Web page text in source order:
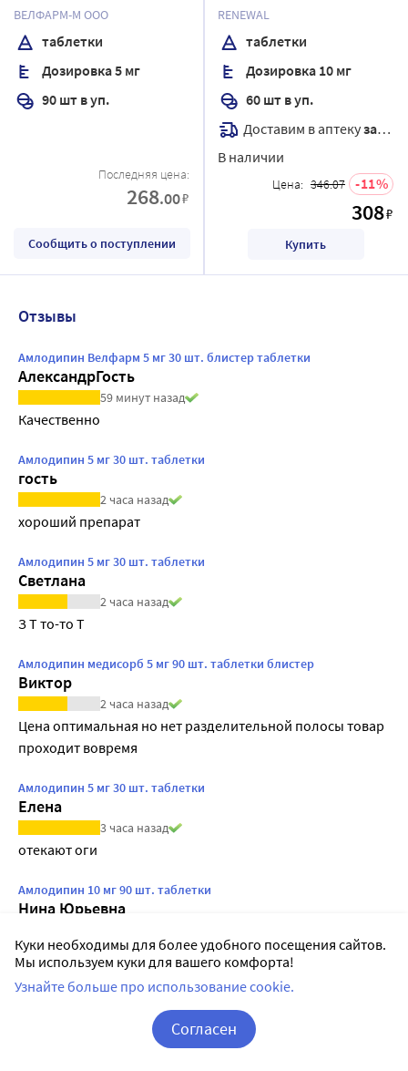
ВЕЛФАРМ-М ООО
таблетки
Дозировка 5 мг
90 шт в уп.
Последняя цена:
268.00₽
Сообщить о поступлении
RENEWAL
таблетки
Дозировка 10 мг
60 шт в уп.
Доставим в аптекузавтра
В наличии
Цена: 346.07 11
308₽
Купить
Отзывы
Амлодипин Велфарм 5 мг 30 шт. блистер таблетки
АлександрГость
59 минут назад
Качественно
Амлодипин 5 мг 30 шт. таблетки
гость
2 часа назад
хороший препарат
Амлодипин 5 мг 30 шт. таблетки
Светлана
2 часа назад
З Т то-то Т
Амлодипин медисорб 5 мг 90 шт. таблетки блистер
Виктор
2 часа назад
Цена оптимальная но нет разделительной полосы товар
проходит вовремя
Амлодипин 5 мг 30 шт. таблетки
Елена
3 часа назад
отекают оги
Амлодипин 10 мг 90 шт. таблетки
Нина Юрьевна
Уже много лет мой базовый препарат
Читать все отзывы 3582
Амлодипин Инструкция по применению
Куки необходимы для более удобного посещения сайтов.
Мы используем куки для вашего комфорта!
Узнайте больше про использование cookie.
Согласен